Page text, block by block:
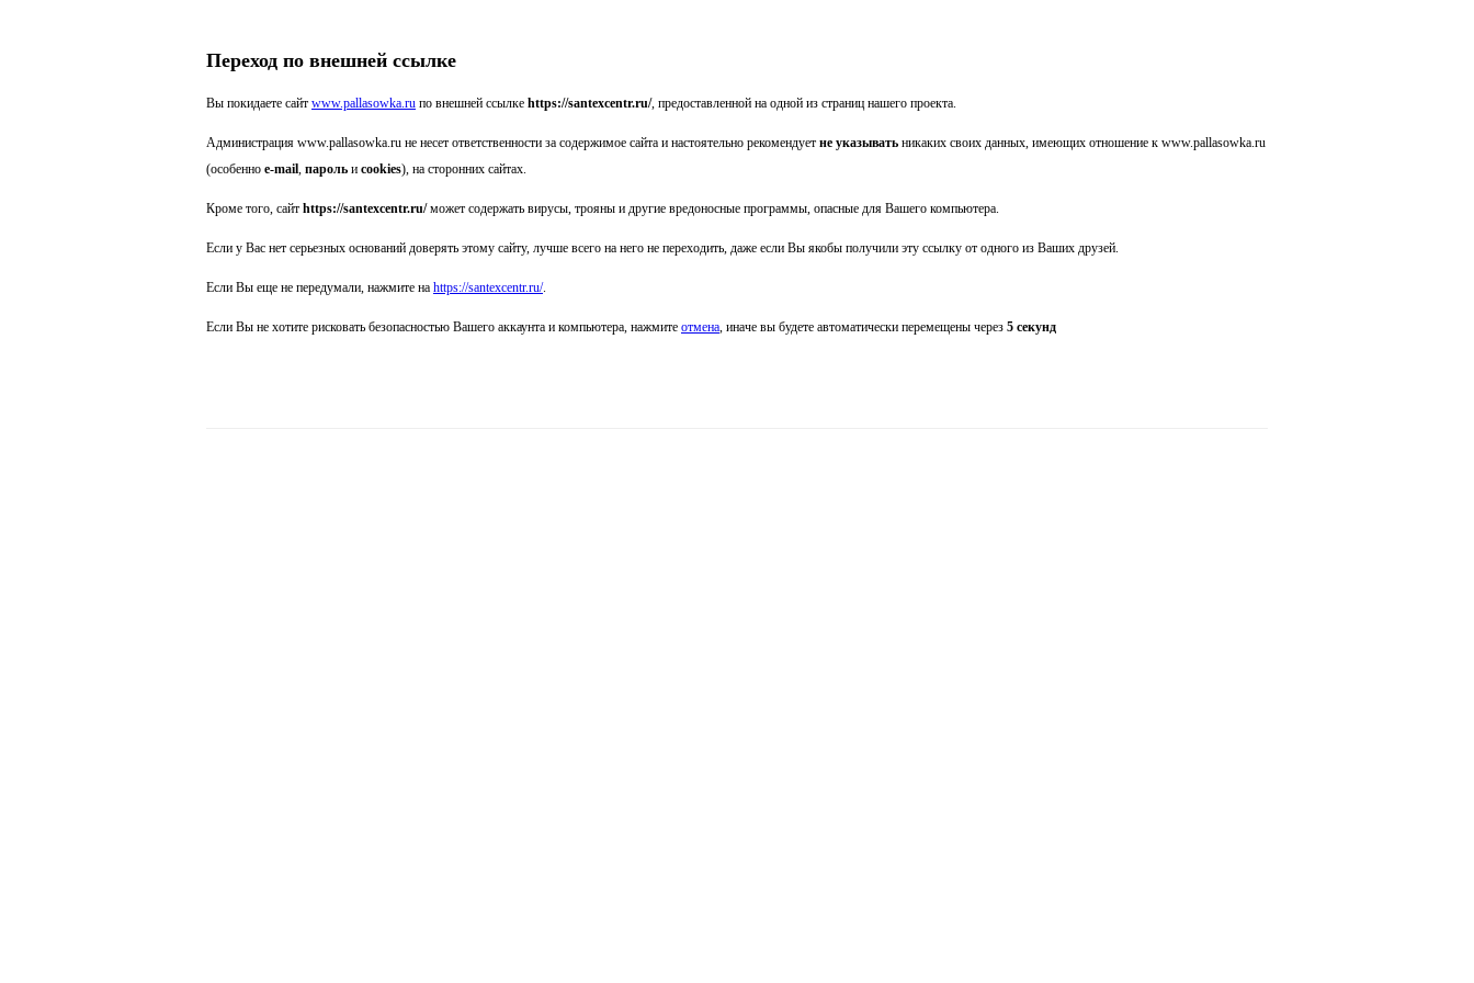
Переход по внешней ссылке
Вы покидаете сайт www.pallasowka.ru по внешней ссылке https://santexcentr.ru/, предоставленной на одной из страниц нашего проекта.
Администрация www.pallasowka.ru не несет ответственности за содержимое сайта и настоятельно рекомендует не указывать никаких своих данных, имеющих отношение к www.pallasowka.ru
(особенно e-mail, пароль и cookies), на сторонних сайтах.
Кроме того, сайт https://santexcentr.ru/может содержать вирусы, трояны и другие вредоносные программы, опасные для Вашего компьютера.
Если у Вас нет серьезных оснований доверять этому сайту, лучше всего на него не переходить, даже если Вы якобы получили эту ссылку от одного из Ваших друзей.
Если Вы еще не передумали, нажмите на https://santexcentr.ru/.
Если Вы не хотите рисковать безопасностью Вашего аккаунта и компьютера, нажмите отмена, иначе вы будете автоматически перемещены через 5 секунд